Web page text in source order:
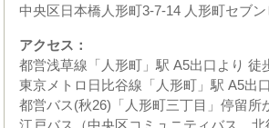
中央区日本橋人形町3-7-14 人形町セブ
アクセス：
都営浅草線「人形町」駅 A5出口より 徒
東京メトロ日比谷線「人形町」駅 A5出
都営バス(秋26)「人形町三丁目」停留所